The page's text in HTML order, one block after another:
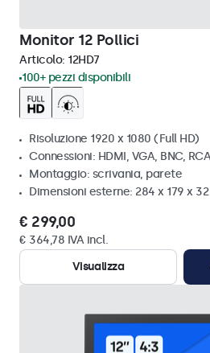
Monitor 12 Pollici
Articolo: 12HD7
100+ pezzi disponibili
Risoluzione 1920 x 1080 (Full HD)
Connessioni: HDMI, VGA, BNC, RCA
Montaggio: scrivania, parete
Dimensioni esterne: 284 x 179 x
€ 299,00
€ 364,78 IVA incl.
Visualizza